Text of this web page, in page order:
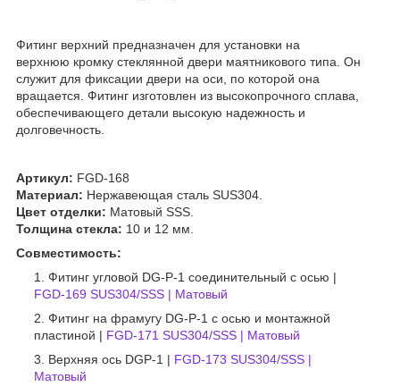
Фитинг верхний предназначен для установки на
верхнюю кромку стеклянной двери маятникового типа. Он
служит для фиксации двери на оси, по которой она
вращается. Фитинг изготовлен из высокопрочного сплава,
обеспечивающего детали высокую надежность и
долговечность.
Артикул: FGD-168
Материал: Нержавеющая сталь SUS304.
Цвет отделки: Матовый SSS.
Толщина стекла: 10 и 12 мм.
Совместимость:
Фитинг угловой DG-P-1 соединительный с осью |
FGD-169 SUS304/SSS | Матовый
Фитинг на фрамугу DG-P-1 с осью и монтажной
пластиной | FGD-171 SUS304/SSS | Матовый
Верхняя ось DGP-1 | FGD-173 SUS304/SSS |
Матовый